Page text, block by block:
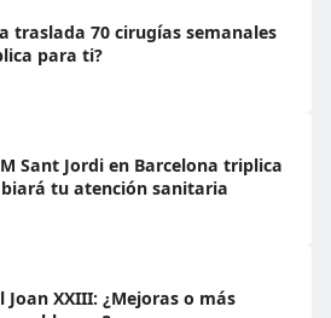
traslada 70 cirugías semanales
para ti?
Sant Jordi en Barcelona triplica
tu atención sanitaria
XXIII: ¿Mejoras o más